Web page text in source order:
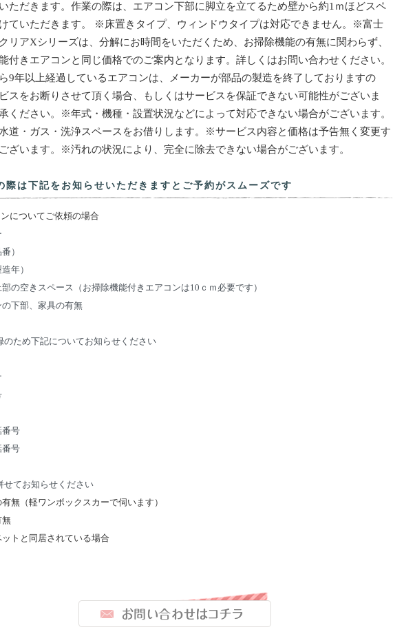
ただきます。作業の際は、エアコン下部に脚立を立てるため壁から約1ｍほどスペ
ていただきます。 ※床置きタイプ、ウィンドウタイプは対応できません。※富士
リアXシリーズは、分解にお時間をいただくため、お掃除機能の有無に関わらず、
付きエアコンと同じ価格でのご案内となります。詳しくはお問い合わせください。
9年以上経過しているエアコンは、メーカーが部品の製造を終了しておりますの
スをお断りさせて頂く場合、もしくはサービスを保証できない可能性がございま
ください。※年式・機種・設置状況などによって対応できない場合がございます。
道・ガス・洗浄スペースをお借りします。※サービス内容と価格は予告無く変更す
ざいます。※汚れの状況により、完全に除去できない場合がございます。
際は下記をお知らせいただきますとご予約がスムーズです
についてご依頼の場合
）
年）
の空きスペース（お掃除機能付きエアコンは10ｃｍ必要です）
下部、家具の有無
のため下記についてお知らせください
号
号
せてお知らせください
無（軽ワンボックスカーで伺います）
トと同居されている場合